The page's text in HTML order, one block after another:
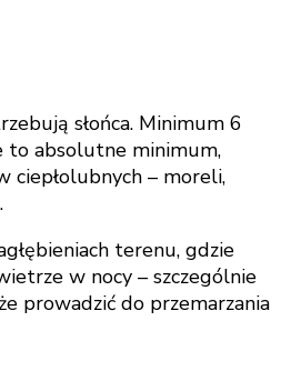
słońca. Minimum 6
to absolutne minimum,
ciepłolubnych – moreli,
terenu, gdzie
w nocy – szczególnie
prowadzić do przemarzania